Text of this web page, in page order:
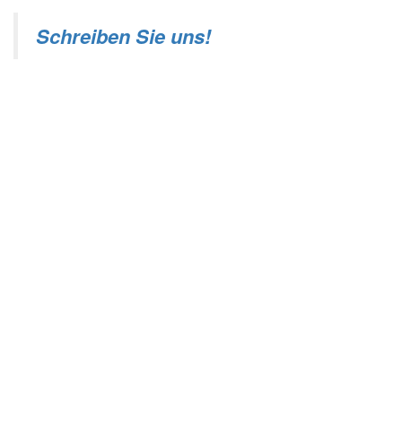
Schreiben Sie uns!